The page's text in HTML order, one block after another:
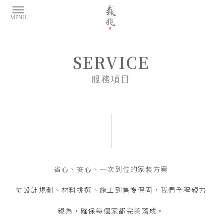
服務項目
省心、安心、一次到位的家裝方案
從設計規劃、材料挑選、施工到售後保固，我們全程親力
親為，確保每個家都完美落成。